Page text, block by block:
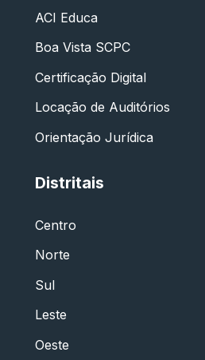
ACI Educa
Boa Vista SCPC
Certificação Digital
Locação de Auditórios
Orientação Jurídica
Distritais
Centro
Norte
Sul
Leste
Oeste